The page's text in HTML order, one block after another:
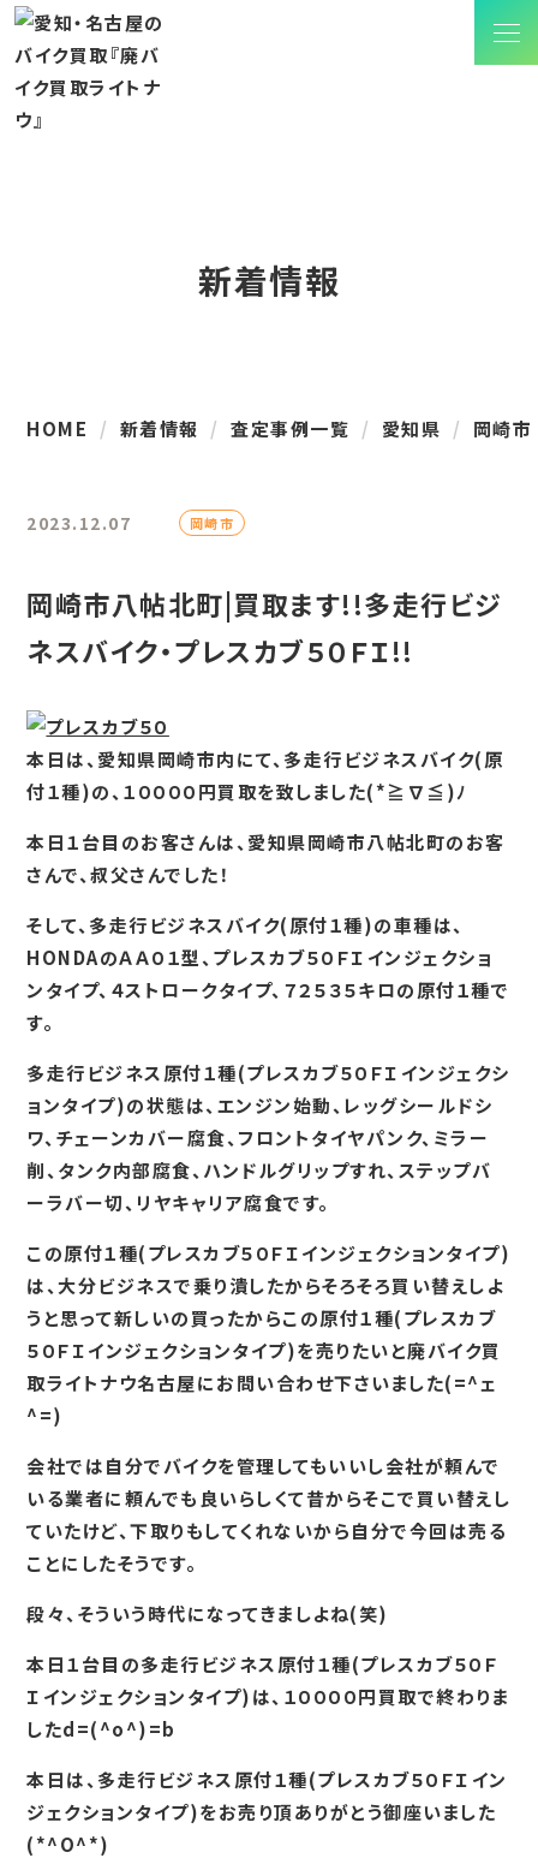
新着情報
HOME 新着情報 査定事例一覧 愛知県 岡崎市
2023.12.07 岡崎市
岡崎市八帖北町|買取ます!!多走行ビジ
ネスバイク・プレスカブ５０ＦＩ!!
本日は、愛知県岡崎市内にて、多走行ビジネスバイク(原
付１種)の、１００００円買取を致しました(*≧∇≦)ﾉ
本日１台目のお客さんは、愛知県岡崎市八帖北町のお客
さんで、叔父さんでした！
そして、多走行ビジネスバイク(原付１種)の車種は、
HONDAのＡＡ０１型、プレスカブ５０ＦＩインジェクショ
ンタイプ、４ストロークタイプ、７２５３５キロの原付１種で
す。
多走行ビジネス原付１種(プレスカブ５０ＦＩインジェクシ
ョンタイプ)の状態は、エンジン始動、レッグシールドシ
ワ、チェーンカバー腐食、フロントタイヤパンク、ミラー
削、タンク内部腐食、ハンドルグリップすれ、ステップバ
ーラバー切、リヤキャリア腐食です。
この原付１種(プレスカブ５０ＦＩインジェクションタイプ)
は、大分ビジネスで乗り潰したからそろそろ買い替えしよ
うと思って新しいの買ったからこの原付１種(プレスカブ
５０ＦＩインジェクションタイプ)を売りたいと廃バイク買
取ライトナウ名古屋にお問い合わせ下さいました(=^ェ
^=)
会社では自分でバイクを管理してもいいし会社が頼んで
いる業者に頼んでも良いらしくて昔からそこで買い替えし
ていたけど、下取りもしてくれないから自分で今回は売る
ことにしたそうです。
段々、そういう時代になってきましよね(笑)
本日１台目の多走行ビジネス原付１種(プレスカブ５０Ｆ
Ｉインジェクションタイプ)は、１００００円買取で終わりま
したd=(^o^)=b
本日は、多走行ビジネス原付１種(プレスカブ５０ＦＩイン
ジェクションタイプ)をお売り頂ありがとう御座いました
(*^O^*)